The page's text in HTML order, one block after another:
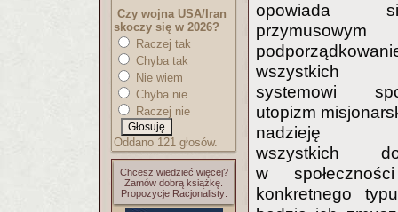
Czy wojna USA/Iran
skoczy się w 2026?
Raczej tak
Chyba tak
Nie wiem
Chyba nie
Raczej nie
Oddano 121 głosów.
Chcesz wiedzieć więcej?
Zamów dobrą książkę.
Propozycje Racjonalisty:
opowiada
przymusowym
wszystkich
systemowi
utopizm
nadzieję
wszystkich
w
konkretnego